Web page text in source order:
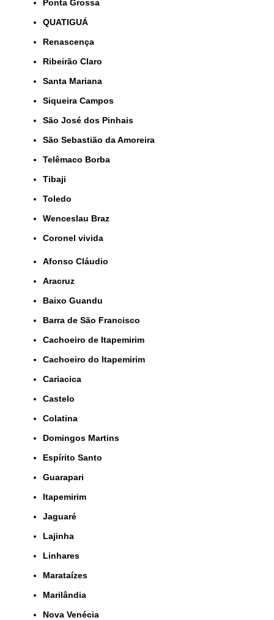
Ponta Grossa
QUATIGUÁ
Renascença
Ribeirão Claro
Santa Mariana
Siqueira Campos
São José dos Pinhais
São Sebastião da Amoreira
Telêmaco Borba
Tibaji
Toledo
Wenceslau Braz
coronel vivida
Afonso Cláudio
Aracruz
Baixo Guandu
Barra de São Francisco
Cachoeiro de Itapemirim
Cachoeiro do Itapemirim
Cariacica
Castelo
Colatina
Domingos Martins
Espírito Santo
Guarapari
Itapemirim
Jaguaré
Lajinha
Linhares
Marataízes
Marilândia
Nova Venécia